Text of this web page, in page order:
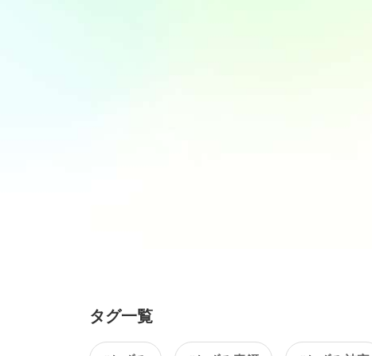
タグ一覧